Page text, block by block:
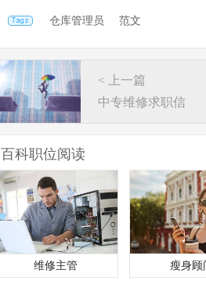
仓库管理员 范文
< 上一篇
中专维修求职信
百科职位阅读
维修主管 瘦身顾